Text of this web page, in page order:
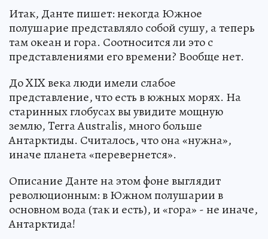
Итак, Данте пишет: некогда Южное
полушарие представляло собой сушу, а теперь
там океан и гора. Соотносится ли это с
представлениями его времени? Вообще нет.
До XIX века люди имели слабое
представление, что есть в южных морях. На
старинных глобусах вы увидите мощную
землю, Terra Australis, много больше
Антарктиды. Считалось, что она «нужна»,
иначе планета «перевернется».
Описание Данте на этом фоне выглядит
революционным: в Южном полушарии в
основном вода (так и есть), и «гора» - не иначе,
Антарктида!